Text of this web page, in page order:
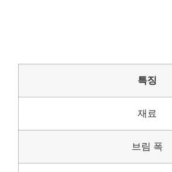
특징
재료
브림 폭